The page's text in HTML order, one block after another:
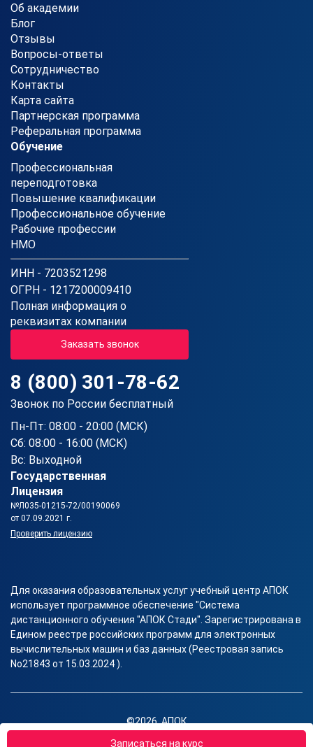
Записаться на курс
Об академии
Блог
Отзывы
Вопросы-ответы
Сотрудничество
Контакты
Карта сайта
Партнерская программа
Реферальная программа
Обучение
Профессиональная
переподготовка
Повышение квалификации
Профессиональное обучение
Рабочие профессии
НМО
ИНН - 7203521298
ОГРН - 1217200009410
Полная информация о
реквизитах компании
Заказать звонок
8 (800) 301-78-62
Звонок по России бесплатный
Пн-Пт: 08:00 - 20:00 (МСК)
Сб: 08:00 - 16:00 (МСК)
Вс: Выходной
Государственная
Лицензия
№Л035-01215-72/00190069
от 07.09.2021 г.
Проверить лицензию
Для оказания образовательных услуг учебный центр АПОК
использует программное обеспечение "Система
дистанционного обучения "АПОК Стади". Зарегистрирована в
Едином реестре российских программ для электронных
вычислительных машин и баз данных (Реестровая запись
No21843 от 15.03.2024 ).
©2026, АПОК